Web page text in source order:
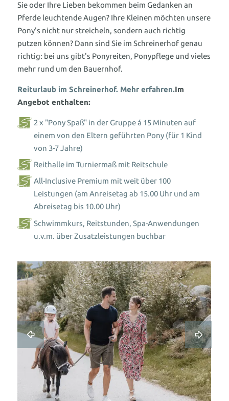
Wellnessangebote
Sie oder Ihre Lieben bekommen beim Gedanken an
Pferde leuchtende Augen? Ihre Kleinen möchten unsere
Pony's nicht nur streicheln, sondern auch richtig
putzen können? Dann sind Sie im Schreinerhof genau
richtig: bei uns gibt's Ponyreiten, Ponypflege und vieles
mehr rund um den Bauernhof.
Reiturlaub im Schreinerhof. Mehr erfahren.Im
Angebot enthalten:
2 x "Pony Spaß" in der Gruppe á 15 Minuten auf
einem von den Eltern geführten Pony (für 1 Kind
von 3-7 Jahre)
Reithalle im Turniermaß mit Reitschule
All-Inclusive Premium mit weit über 100
Leistungen (am Anreisetag ab 15.00 Uhr und am
Abreisetag bis 10.00 Uhr)
Schwimmkurs, Reitstunden,Spa-Anwendungen
u.v.m. über Zusatzleistungen buchbar